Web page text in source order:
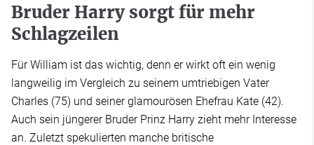
Bruder Harry sorgt für mehr
Schlagzeilen
Für William ist das wichtig, denn er wirkt oft ein wenig
langweilig im Vergleich zu seinem umtriebigen Vater
Charles (75) und seiner glamourösen Ehefrau Kate (42).
Auch sein jüngerer Bruder Prinz Harry zieht mehr Interesse
an. Zuletzt spekulierten manche britische